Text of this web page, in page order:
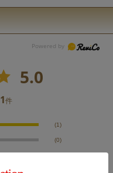
5.0
1件
(1)
(0)